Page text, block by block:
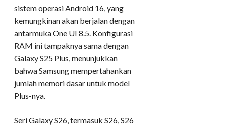
sistem operasi Android 16, yang
kemungkinan akan berjalan dengan
antarmuka One UI 8.5. Konfigurasi
RAM ini tampaknya sama dengan
Galaxy S25 Plus, menunjukkan
bahwa Samsung mempertahankan
jumlah memori dasar untuk model
Plus-nya.
Seri Galaxy S26, termasuk S26, S26